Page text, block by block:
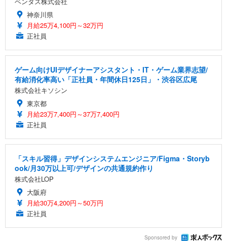
神奈川県
月給25万4,100円～32万円
正社員
ゲーム向けUIデザイナーアシスタント・IT・ゲーム業界志望/
有給消化率高い「正社員・年間休日125日」・渋谷区広尾
株式会社キソシン
東京都
月給23万7,400円～37万7,400円
正社員
「スキル習得」デザインシステムエンジニア/Figma・Storyb
ook/月30万以上可/デザインの共通規約作り
株式会社LOP
大阪府
月給30万4,200円～50万円
正社員
Sponsored by